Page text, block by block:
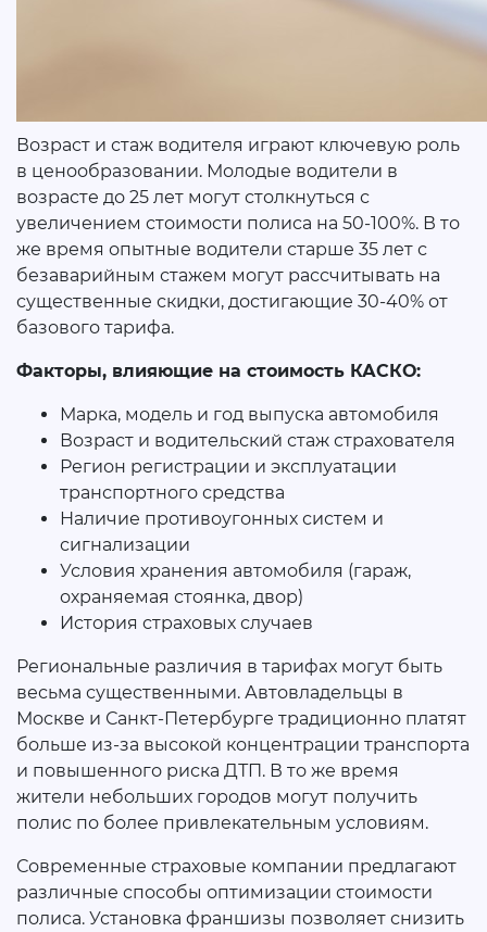
Возраст и стаж водителя играют ключевую роль
в ценообразовании. Молодые водители в
возрасте до 25 лет могут столкнуться с
увеличением стоимости полиса на 50-100%. В то
же время опытные водители старше 35 лет с
безаварийным стажем могут рассчитывать на
существенные скидки, достигающие 30-40% от
базового тарифа.
Факторы, влияющие на стоимость КАСКО:
Марка, модель и год выпуска автомобиля
Возраст и водительский стаж страхователя
Регион регистрации и эксплуатации
транспортного средства
Наличие противоугонных систем и
сигнализации
Условия хранения автомобиля (гараж,
охраняемая стоянка, двор)
История страховых случаев
Региональные различия в тарифах могут быть
весьма существенными. Автовладельцы в
Москве и Санкт-Петербурге традиционно платят
больше из-за высокой концентрации транспорта
и повышенного риска ДТП. В то же время
жители небольших городов могут получить
полис по более привлекательным условиям.
Современные страховые компании предлагают
различные способы оптимизации стоимости
полиса. Установка франшизы позволяет снизить